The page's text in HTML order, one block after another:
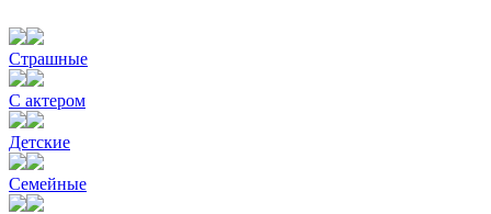
Страшные
С актером
Детские
Семейные